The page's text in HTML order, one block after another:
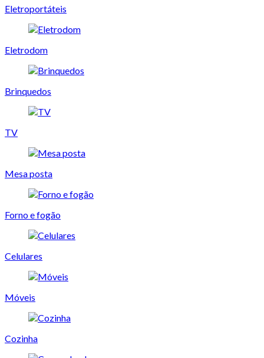
Eletroportáteis
Eletrodom
Brinquedos
TV
Mesa posta
Forno e fogão
Celulares
Móveis
Cozinha